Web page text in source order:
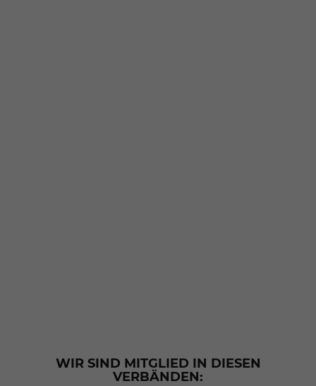
WIR SIND MITGLIED IN DIESEN
VERBÄNDEN: